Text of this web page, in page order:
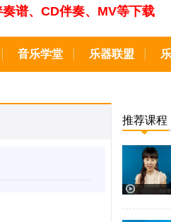
谱、CD伴奏、MV等下载
音乐学堂 乐器联盟
推荐课程